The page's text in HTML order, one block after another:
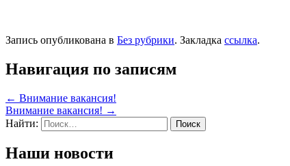
Запись опубликована в Без рубрики. Закладка ссылка.
Навигация по записям
← Внимание вакансия!
Внимание вакансия! →
Найти:
Наши новости